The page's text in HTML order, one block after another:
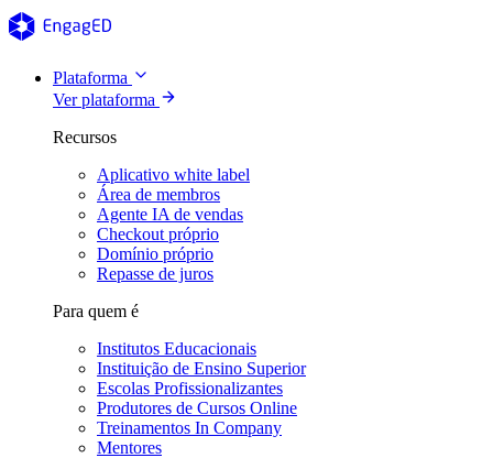
Plataforma
Ver plataforma
Recursos
Aplicativo white label
Área de membros
Agente IA de vendas
Checkout próprio
Domínio próprio
Repasse de juros
Para quem é
Institutos Educacionais
Instituição de Ensino Superior
Escolas Profissionalizantes
Produtores de Cursos Online
Treinamentos In Company
Mentores